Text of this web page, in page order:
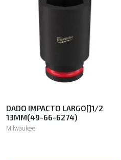
DADO IMPACTO LARGO[]1/2
13MM(49-66-6274)
Milwaukee